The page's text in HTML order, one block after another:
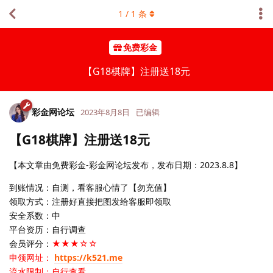
免费彩金
【G18棋牌】注册送18元
1 / 1 条
彩金网论坛 2023年8月8日 已编辑
【G18棋牌】注册送18元
【本文章由免费彩金-彩金网论坛发布，发布日期：2023.8.8】
到账情况：自测，看客服心情了【勿充值】
领取方式：注册好直接把图发给客服即领取
安全系数：中
平台资历：自行调查
会员评分： ★★★☆☆
申领网址： https://k521.me